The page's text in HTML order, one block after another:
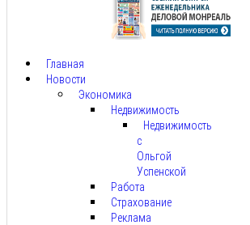
Главная
Новости
Экономика
Недвижимость
Недвижимость
с
Ольгой
Успенской
Работа
Страхование
Реклама